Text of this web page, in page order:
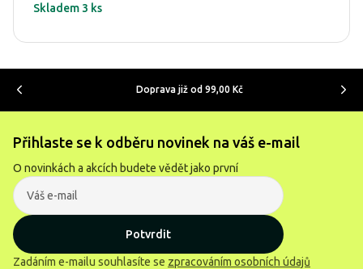
Skladem 3 ks
Doprava již od 99,00 Kč
Přihlaste se k odběru novinek na váš e-mail
O novinkách a akcích budete vědět jako první
Potvrdit
Zadáním e-mailu souhlasíte se zpracováním osobních údajů